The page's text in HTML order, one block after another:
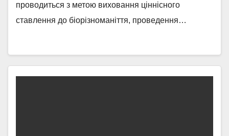
проводиться з метою виховання ціннісного
ставлення до біорізноманіття, проведення…